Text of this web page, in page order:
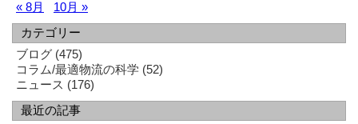
« 8月
10月 »
カテゴリー
ブログ (475)
コラム/最適物流の科学 (52)
ニュース (176)
最近の記事